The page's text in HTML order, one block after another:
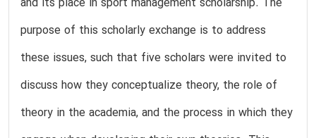
purpose of this scholarly exchange is to address
these issues, such that five scholars were invited to
discuss how they conceptualize theory, the role of
theory in the academia, and the process in which they